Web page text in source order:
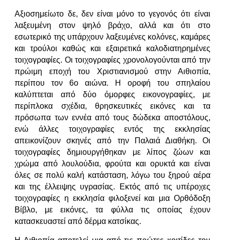
Αξιοσημείωτο δε, δεν είναι μόνο το γεγονός ότι είναι
λαξευμένη στον ψηλό βράχο, αλλά και ότι στο
εσωτερικό της υπάρχουν λαξευμένες κολόνες, καμάρες
και τρούλοι καθώς και εξαιρετικά καλοδιατηρημένες
τοιχογραφίες. Οι τοιχογραφίες χρονολογούνται από την
πρώιμη εποχή του Χριστιανισμού στην Αιθιοπία,
περίπου τον 6ο αιώνα. Η οροφή του σπηλαίου
καλύπτεται από δύο όμορφες εικονογραφίες, με
περίπλοκα σχέδια, θρησκευτικές εικόνες και τα
πρόσωπα των εννέα από τους δώδεκα αποστόλους,
ενώ άλλες τοιχογραφίες εντός της εκκλησίας
απεικονίζουν σκηνές από την Παλαιά Διαθήκη. Οι
τοιχογραφίες δημιουργήθηκαν με λίπος ζώων και
χρώμα από λουλούδια, φρούτα και ορυκτά και είναι
όλες σε πολύ καλή κατάσταση, λόγω του ξηρού αέρα
και της έλλειψης υγρασίας. Εκτός από τις υπέροχες
τοιχογραφίες η εκκλησία φιλοξενεί και μια Ορθόδοξη
Βίβλο, με εικόνες, τα φύλλα τις οποίας έχουν
κατασκευαστεί από δέρμα κατσίκας.